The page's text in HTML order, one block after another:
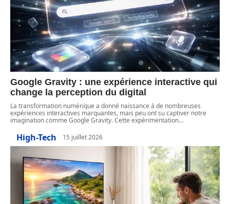
Google Gravity : une expérience interactive qui
change la perception du digital
La transformation numérique a donné naissance à de nombreuses
expériences interactives marquantes, mais peu ont su captiver notre
imagination comme Google Gravity. Cette expérimentation…
High-Tech 15 juillet 2026